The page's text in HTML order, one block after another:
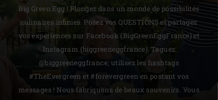
Big Green Egg ! Plongez dans un monde de possibilités
culinaires infinies. Posez vos QUESTIONS et partagez
vos expériences sur Facebook (BigGreenEggFrance) et
Instagram (biggreeneggfrance). Taguez
@biggreeneggfrance, utilisez les hashtags
#TheEvergreen et #forevergreen en postant vos
messages ! Nous fabriquons de beaux souvenirs. Vous